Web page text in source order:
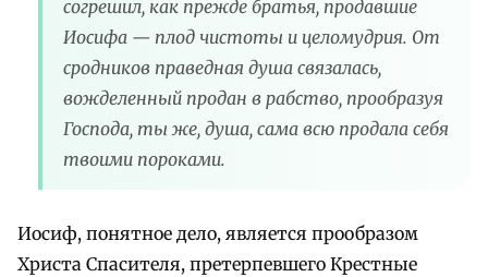
согрешил, как прежде братья, продавшие
Иосифа — плод чистоты и целомудрия. От
сродников праведная душа связалась,
вожделенный продан в рабство, прообразуя
Господа, ты же, душа, сама всю продала себя
твоими пороками.
Иосиф, понятное дело, является прообразом
Христа Спасителя, претерпевшего Крестные